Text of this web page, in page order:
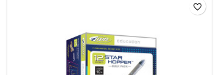
favorite_border